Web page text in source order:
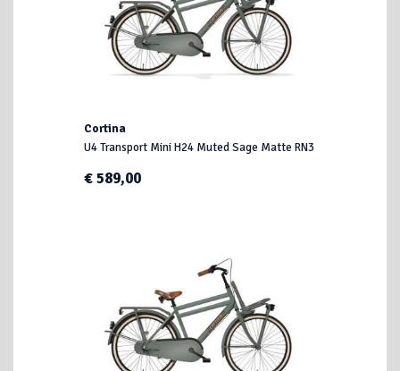
Cortina
U4 Transport Mini H24 Muted Sage Matte RN3
€ 589,00